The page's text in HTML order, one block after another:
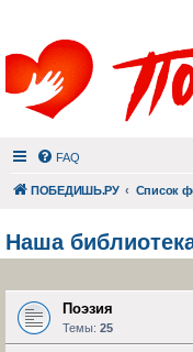
FAQ
ПОБЕДИШЬ.РУ Список
Наша
Поэзия
Темы: 25